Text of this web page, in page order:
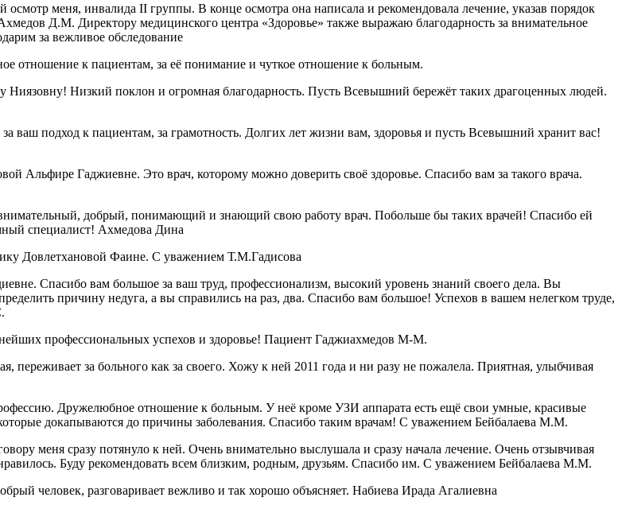
меня, инвалида II группы. В конце осмотра она написала и рекомендовала лечение, указав порядок
Д.М. Директору медицинского центра «Здоровье» также выражаю благодарность за внимательное
за вежливое обследование
отношение к пациентам, за её понимание и чуткое отношение к больным.
Ниязовну! Низкий поклон и огромная благодарность. Пусть Всевышний бережёт таких драгоценных людей.
ваш подход к пациентам, за грамотность. Долгих лет жизни вам, здоровья и пусть Всевышний хранит вас!
Альфире Гаджиевне. Это врач, которому можно доверить своё здоровье. Спасибо вам за такого врача.
добрый, понимающий и знающий свою работу врач. Побольше бы таких врачей! Спасибо ей
специалист! Ахмедова Дина
Довлетхановой Фаине. С уважением Т.М.Гадисова
Спасибо вам большое за ваш труд, профессионализм, высокий уровень знаний своего дела. Вы
причину недуга, а вы справились на раз, два. Спасибо вам большое! Успехов в вашем нелегком труде,
профессиональных успехов и здоровье! Пациент Гаджиахмедов М-М.
за больного как за своего. Хожу к ней 2011 года и ни разу не пожалела. Приятная, улыбчивая
Дружелюбное отношение к больным. У неё кроме УЗИ аппарата есть ещё свои умные, красивые
докапываются до причины заболевания. Спасибо таким врачам! С уважением Бейбалаева М.М.
меня сразу потянуло к ней. Очень внимательно выслушала и сразу начала лечение. Очень отзывчивая
Буду рекомендовать всем близким, родным, друзьям. Спасибо им. С уважением Бейбалаева М.М.
человек, разговаривает вежливо и так хорошо объясняет. Набиева Ирада Агалиевна